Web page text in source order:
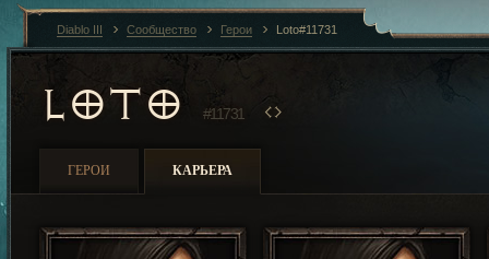
LOTO #11731
ГЕРОИ КАРЬЕРА
Diablo III Сообщество Герои Loto#11731